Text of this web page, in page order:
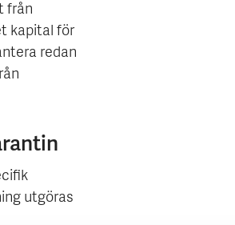
från
kapital för
redan
utgöras